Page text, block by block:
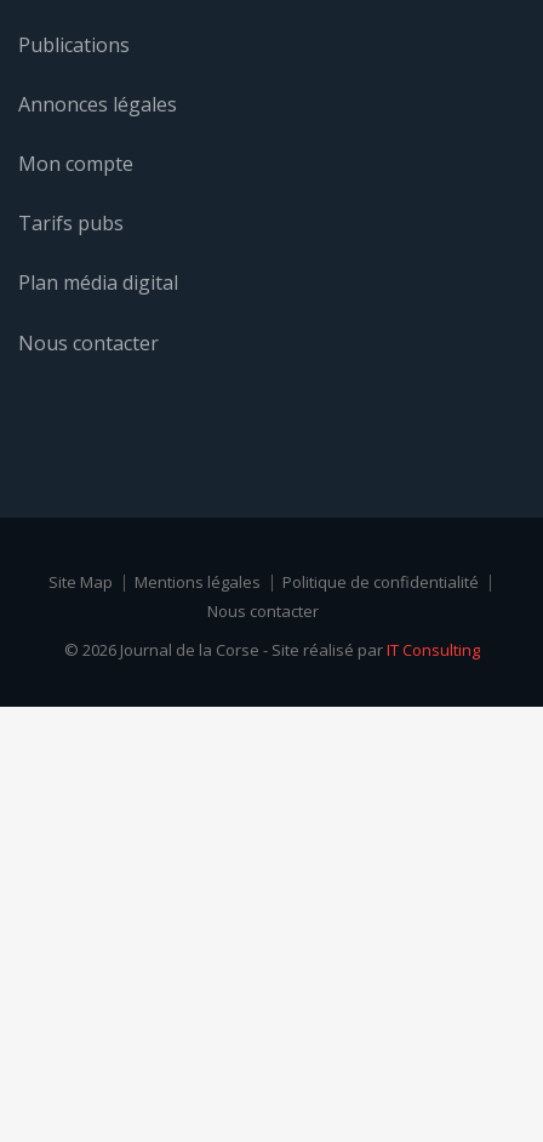
Publications
Annonces légales
Mon compte
Tarifs pubs
Plan média digital
Nous contacter
Site Map Mentions légales
Politique de confidentialité
Nous contacter
© 2026 Journal de la Corse - Site réalisé parIT Consulting